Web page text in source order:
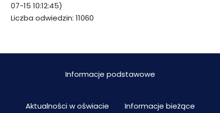
07-15 10:12:45)
Liczba odwiedzin: 11060
Informacje podstawowe
Aktualności w oświacie Informacje bieżące